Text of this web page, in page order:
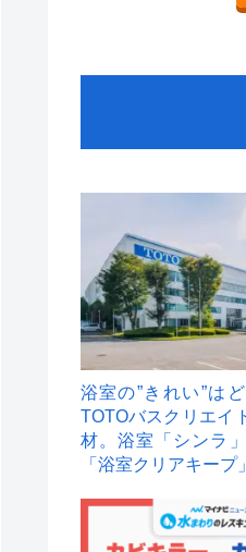
浴室の”きれい”は
TOTOバスクリエイ
材。浴室「シンラ
「浴室クリアキープ」